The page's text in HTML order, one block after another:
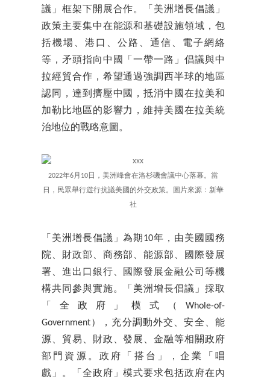
議」框架下開展合作。「美洲增長倡議」
政策主要集中在能源和基礎設施領域，包
括機場、港口、公路、通信、電子網絡
等，矛頭指向中國「一帶一路」倡議與中
拉經貿合作，希望通過強調西半球的地區
認同，達到擠壓中國，抵消中國在拉美和
加勒比地區的影響力，維持美國在拉美統
治地位的戰略意圖。
2022年6月10日，美洲峰會在洛杉磯會議中心落幕。當
日，民眾舉行遊行抗議美國的外交政策。圖片來源：新華
社
「美洲增長倡議」為期10年，由美國國務
院、財政部、商務部、能源部、國際發展
署、進出口銀行、國際發展金融公司等機
構共同參與實施。「美洲增長倡議」採取
「全政府」模式（Whole-of-
Government），充分調動外交、安全、能
源、貿易、財政、發展、金融等相關政府
部門資源。政府「搭台」，企業「唱
戲」。「全政府」模式要求包括政府在內